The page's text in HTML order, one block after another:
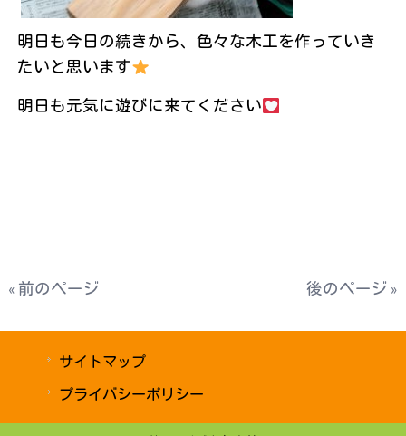
明日も今日の続きから、色々な木工を作っていき
たいと思います
明日も元気に遊びに来てください
« 前のページ 後のページ »
サイトマップ
プライバシーポリシー